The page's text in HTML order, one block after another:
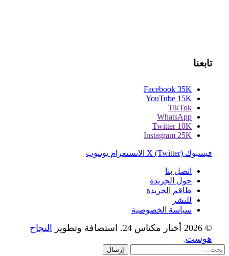
تابعنا
Facebook 35K
YouTube 15K
TikTok
WhatsApp
Twitter 10K
Instagram 25K
فيسبوك X (Twitter) الانستغرام يوتيوب
اتصل بنا
حول الجريدة
طاقم الجريدة
للنشر
سياسة الخصوصية
© 2026 أخبار مكناس 24. استضافة وتطوير
النجاح
هوست.
إرسال